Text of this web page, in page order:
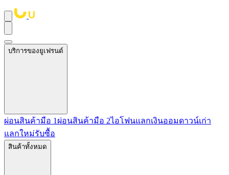
บริการของยูเฟรนด์
ผ่อนสินค้ามือ 1 ผ่อนสินค้ามือ 2ไอโฟนแลกเงินออมดาวน์เก่า
แลกใหม่รับซื้อ
สินค้าทั้งหมด